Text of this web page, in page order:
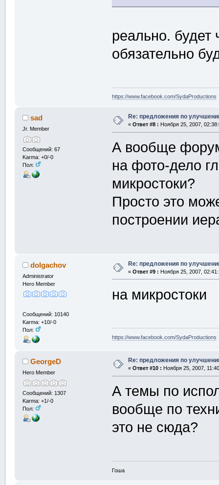
реально. будет
обязательно
https://www.facebook.com/SydaProductions
sad
Jr. Member
Сообщений: 67
Karma: +0/-0
Пол:
Re: предложения по
« Ответ #8 : Ноября 25, 2007,
А вообще
на фото-дело
микростоки?
Просто это
построении
dolgachov
Administrator
Hero Member
Сообщений: 10140
Karma: +10/-0
Пол:
Re: предложения по
« Ответ #9 : Ноября 25, 2007,
на микростоки
https://www.facebook.com/SydaProductions
GeorgeD
Hero Member
Сообщений: 1307
Karma: +1/-0
Пол:
Re: предложения по
« Ответ #10 : Ноября 25, 2007,
А темы по
вообще по
это не сюда?
Гоша